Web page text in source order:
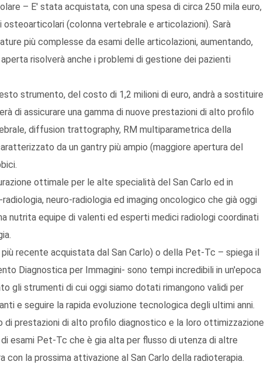
– E' stata acquistata, con una spesa di circa 250 mila euro,
(colonna vertebrale e articolazioni). Sarà
più complesse da esami delle articolazioni, aumentando,
risolverà anche i problemi di gestione dei pazienti
strumento, del costo di 1,2 milioni di euro, andrà a sostituire
di assicurare una gamma di nuove prestazioni di alto profilo
diffusion trattography, RM multiparametrica della
da un gantry più ampio (maggiore apertura del
ottimale per le alte specialità del San Carlo ed in
neuro-radiologia ed imaging oncologico che già oggi
nutrita equipe di valenti ed esperti medici radiologi coordinati
più recente acquistata dal San Carlo) o della Pet-Tc – spiega il
Diagnostica per Immagini- sono tempi incredibili in un'epoca
gli strumenti di cui oggi siamo dotati rimangono validi per
e seguire la rapida evoluzione tecnologica degli ultimi anni.
di prestazioni di alto profilo diagnostico e la loro ottimizzazione
esami Pet-Tc che è gia alta per flusso di utenza di altre
con la prossima attivazione al San Carlo della radioterapia.